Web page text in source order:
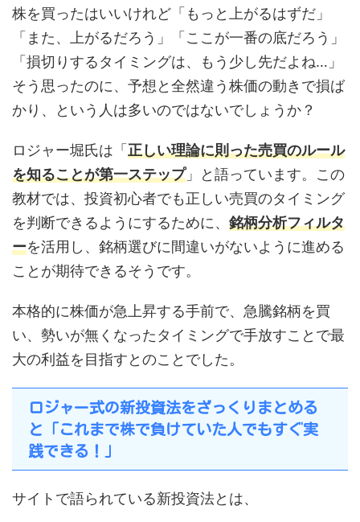
株を買ったはいいけれど「もっと上がるはずだ」
「また、上がるだろう」「ここが一番の底だろう」
「損切りするタイミングは、もう少し先だよね…」
そう思ったのに、予想と全然違う株価の動きで損ば
かり、という人は多いのではないでしょうか？
ロジャー堀氏は「 正しい理論に則った売買のルール
を知ることが第一ステップ」と語っています。この
教材では、投資初心者でも正しい売買のタイミング
を判断できるようにするために、 銘柄分析フィルタ
ーを活用し、銘柄選びに間違いがないように進める
ことが期待できるそうです。
本格的に株価が急上昇する手前で、急騰銘柄を買
い、勢いが無くなったタイミングで手放すことで最
大の利益を目指すとのことでした。
ロジャー式の新投資法をざっくりまとめる
と「これまで株で負けていた人でもすぐ実
践できる！」
サイトで語られている新投資法とは、